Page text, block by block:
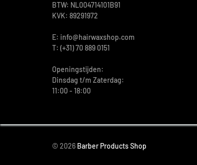
BTW: NL004714101B91
KVK: 89291972
E: info@hairwaxshop.com
T: (+31) 70 889 0151
Openingstijden:
Dinsdag t/m Zaterdag:
11:00 - 18:00
© 2026 Barber Products Shop